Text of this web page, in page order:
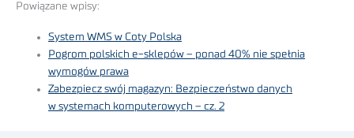
Powiązane wpisy:
System WMS w Coty Polska
Pogrom polskich e-sklepów – ponad 40% nie spełnia
wymogów prawa
Zabezpiecz swój magazyn: Bezpieczeństwo danych
w systemach komputerowych – cz. 2